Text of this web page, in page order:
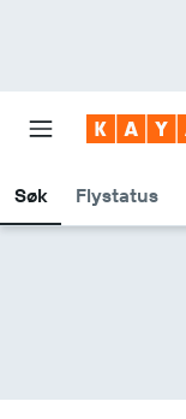
Søk Flystatus